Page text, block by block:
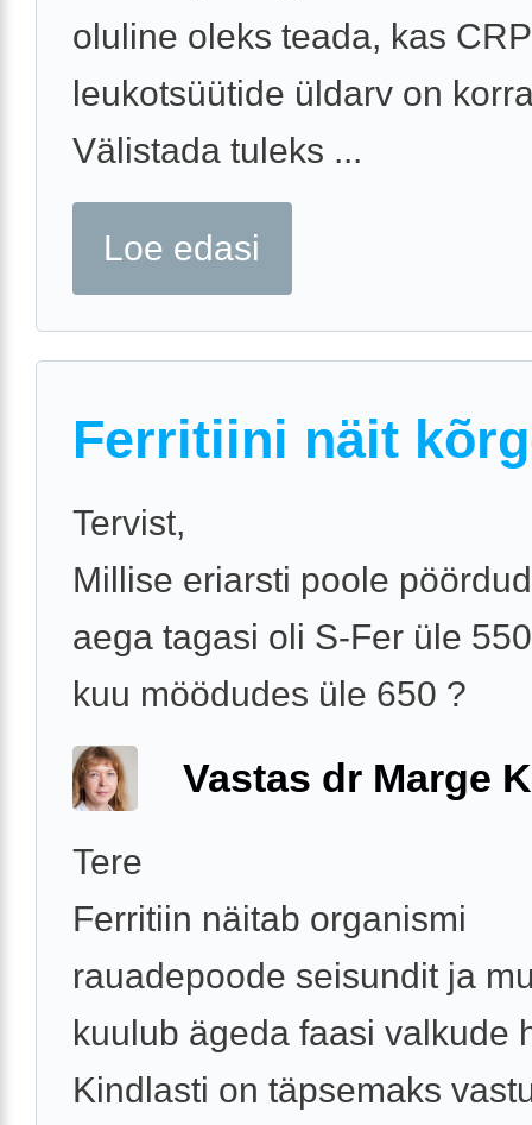
oluline oleks teada, kas
leukotsüütide üldarv on
Välistada tuleks ...
Loe edasi
Ferritiini näit
Tervist,
Millise eriarsti poole
aega tagasi oli S-Fer üle
kuu möödudes üle 650 ?
Vastas dr Marge
Tere
Ferritiin näitab organismi
rauadepoode seisundit ja
kuulub ägeda faasi valkude
Kindlasti on täpsemaks